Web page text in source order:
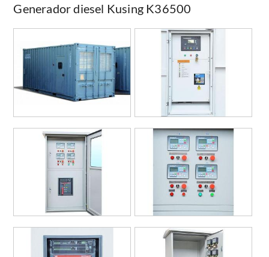
Generador diesel Kusing K36500